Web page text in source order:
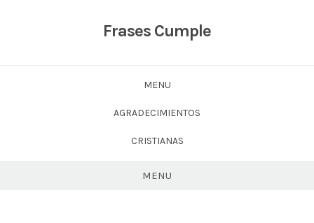
Frases Cumple
MENU
AGRADECIMIENTOS
CRISTIANAS
MENU